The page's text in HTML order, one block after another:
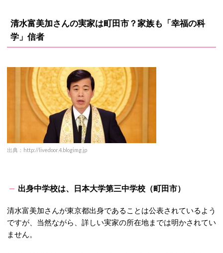
清水富美加さんの実家は町田市？家族も「幸福の科
学」信者
出典：http://livedoor.4.blogimg.jp
出身中学校は、日本大学第三中学校（町田市）
清水富美加さんが東京都出身であることは公表されているよう
ですが、当然ながら、詳しい実家の所在地までは明かされてい
ません。